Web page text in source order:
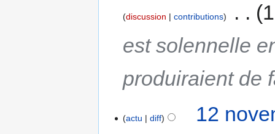
discussion contributions
est solennelle
produiraient de
actu diff 12